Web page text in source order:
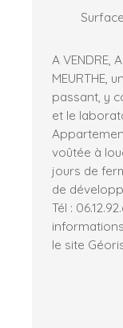
Surface
A VENDRE,
MEURTHE,
passant, y
et le
voûtée à
jours de
de
Tél :
le site